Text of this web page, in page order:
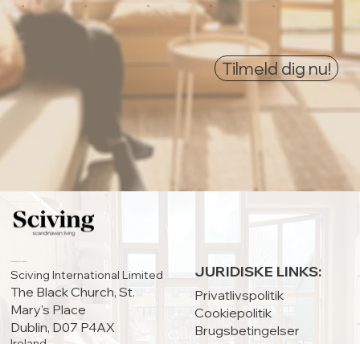
0
0
0
0
0
Tilmeld dig nu!
HOVEDKONTOR:
Sciving International Limited
The Black Church, St.
Mary's Place
Dublin, D07 P4AX
JURIDISKE LINKS:
Privatlivspolitik
Cookiepolitik
Brugsbetingelser